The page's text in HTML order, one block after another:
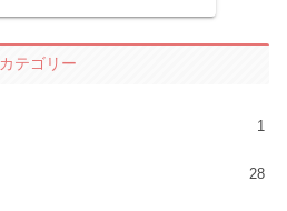
ます。
カテゴリー
1
28